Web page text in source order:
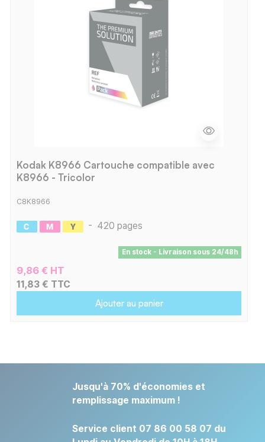
Kodak K8966 Cartouche compatible avec
K8966 - Tricolor
C8K8966
- 420 pages
En stock - Livraison sous 24/48h
9,86 € HT
11,83 € TTC
Ajouter au panier
Jusqu'à 70% d'économies et
remplissage maximum !
Service client 07 86 00 58 07 du